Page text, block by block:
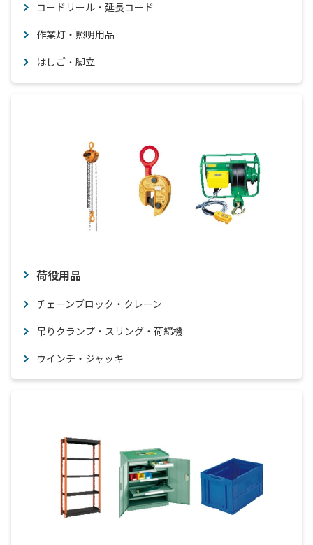
コードリール・延長コード
作業灯・照明用品
はしご・脚立
荷役用品
チェーンブロック・クレーン
吊りクランプ・スリング・荷締機
ウインチ・ジャッキ